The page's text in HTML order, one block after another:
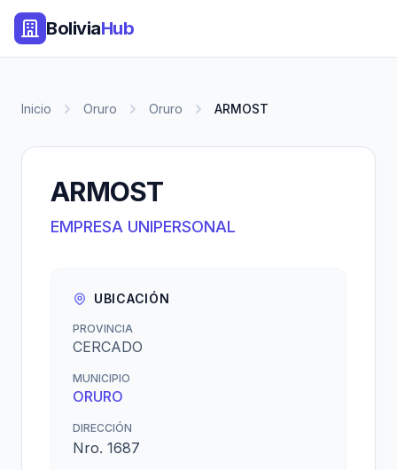
BoliviaHub
Inicio Oruro Oruro ARMOST
ARMOST
EMPRESA UNIPERSONAL
UBICACIÓN
PROVINCIA
CERCADO
MUNICIPIO
ORURO
DIRECCIÓN
Nro. 1687